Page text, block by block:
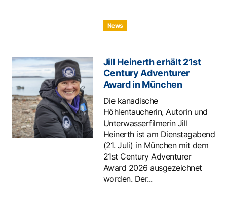
News
Jill Heinerth erhält 21st
Century Adventurer
Award in München
Die kanadische
Höhlentaucherin, Autorin und
Unterwasserfilmerin Jill
Heinerth ist am Dienstagabend
(21. Juli) in München mit dem
21st Century Adventurer
Award 2026 ausgezeichnet
worden. Der...